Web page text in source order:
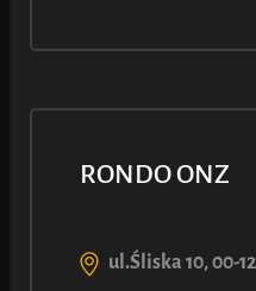
go w biegu i udawaj, że nie
RONDO ONZ
ul.Śliska 10, 00-